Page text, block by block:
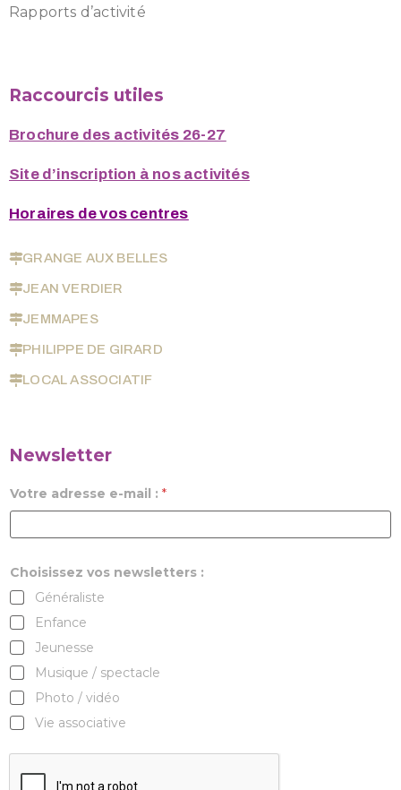
Rapports d’activité
Raccourcis utiles
Brochure des activités 26-27
Site d’inscription à nos activités
Horaires de vos centres
GRANGE AUX BELLES
JEAN VERDIER
JEMMAPES
PHILIPPE DE GIRARD
LOCAL ASSOCIATIF
Newsletter
Votre adresse e-mail : *
Choisissez vos newsletters :
Généraliste
Enfance
Jeunesse
Musique / spectacle
Photo / vidéo
Vie associative